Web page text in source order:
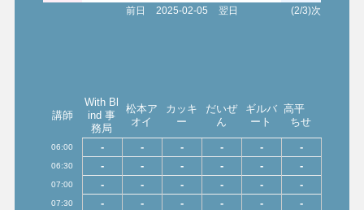
前日 2025-02-05 翌日 (2/3)次
講師
With Bl
ind 事
務局
松本ア
オイ
カッキ
ー
だいぜ
ん
ギルバ
ート
高平
ちせ
06:00 - - - - - -
06:30 - - - - - -
07:00 - - - - - -
07:30 - - - - - -